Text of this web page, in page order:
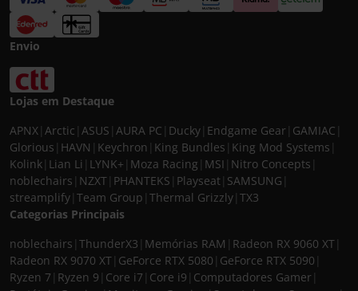
Envio
Lojas em Destaque
APNX Arctic ASUS AURA PC Ducky Endgame Gear GAMIAC
Glorious HAVN Keychron King Bundles King Mod Systems
Kolink Lian Li LYNK+ Moza Racing MSI Nitro Concepts
noblechairs NZXT PHANTEKS Playseat SAMSUNG
streamplify Team Group Thermal Grizzly TX3
Categorias Principais
noblechairs ThunderX3 Memórias RAM Radeon RX 9060 XT
Radeon RX 9070 XT GeForce RTX 5080 GeForce RTX 5090
Ryzen 7 Ryzen 9 Core i7 Core i9 Computadores Gamer